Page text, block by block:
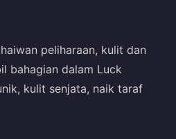
peliharaan, kulit dan
bahagian dalam Luck
kulit senjata, naik taraf